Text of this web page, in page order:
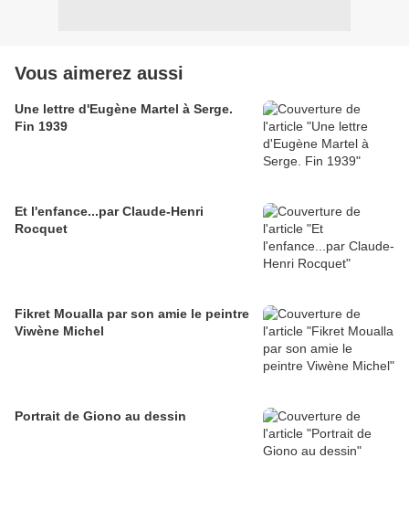
Vous aimerez aussi
Une lettre d'Eugène Martel à Serge.
Fin 1939
Et l'enfance...par Claude-Henri
Rocquet
Fikret Moualla par son amie le peintre
Viwène Michel
Portrait de Giono au dessin